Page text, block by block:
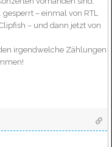
– einmal von RTL
– und dann jetzt von
irgendwelche Zählungen